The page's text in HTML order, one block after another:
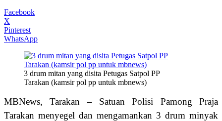
Facebook
X
Pinterest
WhatsApp
3 drum mitan yang disita Petugas Satpol PP
Tarakan (kamsir pol pp untuk mbnews)
MBNews, Tarakan – Satuan Polisi Pamong Praja
Tarakan menyegel dan mengamankan 3 drum minyak